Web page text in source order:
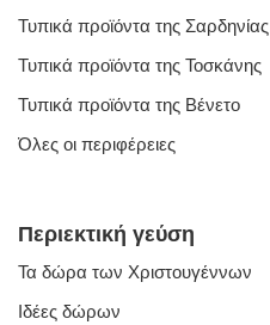
Τυπικά προϊόντα της Σαρδηνίας
Τυπικά προϊόντα της Τοσκάνης
Τυπικά προϊόντα της Βένετο
Όλες οι περιφέρειες
Περιεκτική γεύση
Τα δώρα των Χριστουγέννων
Ιδέες δώρων